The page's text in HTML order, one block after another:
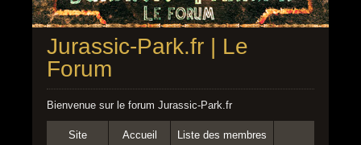
Jurassic-Park.fr | Le
Forum
Bienvenue sur le forum Jurassic-Park.fr
Site Accueil Liste des membres